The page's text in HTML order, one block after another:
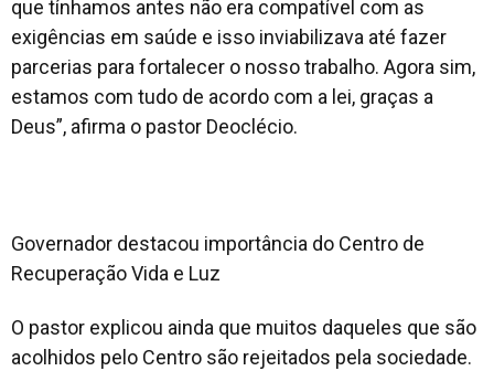
que tínhamos antes não era compatível com as
exigências em saúde e isso inviabilizava até fazer
parcerias para fortalecer o nosso trabalho. Agora sim,
estamos com tudo de acordo com a lei, graças a
Deus”, afirma o pastor Deoclécio.
Governador destacou importância do Centro de
Recuperação Vida e Luz
O pastor explicou ainda que muitos daqueles que são
acolhidos pelo Centro são rejeitados pela sociedade.